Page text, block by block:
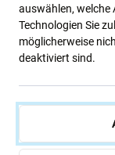
auswählen, welche
Technologien Sie
möglicherweise
deaktiviert sind.